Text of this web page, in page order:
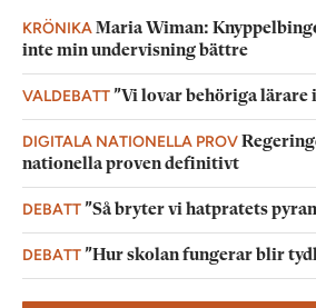
KRÖNIKA Maria Wiman:
inte min undervisning bättre
VALDEBATT”Vi lovar behöriga lärare
DIGITALA NATIONELLA PROV
nationella proven definitivt
DEBATT”Så bryter vi hatpratets
DEBATT”Hur skolan fungerar blir